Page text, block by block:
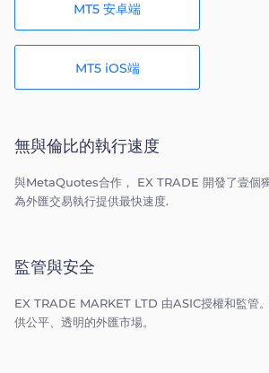
MT5 安卓端
MT5 iOS端
無與倫比的執行速度
與MetaQuotes合作， EX TRADE 開發了壹個
為外匯交易執行提供最快速度.
監管與安全
EX TRADE MARKET LTD 由ASIC授權和監管
供公平、透明的外匯市場。